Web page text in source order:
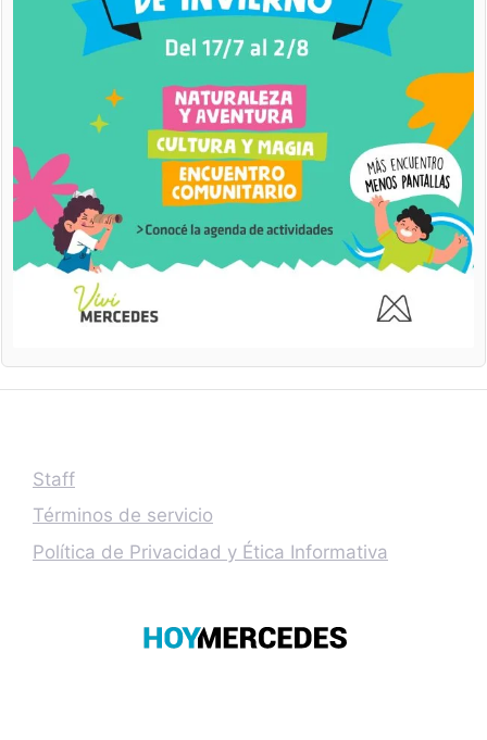
Staff
Términos de servicio
Política de Privacidad y Ética Informativa